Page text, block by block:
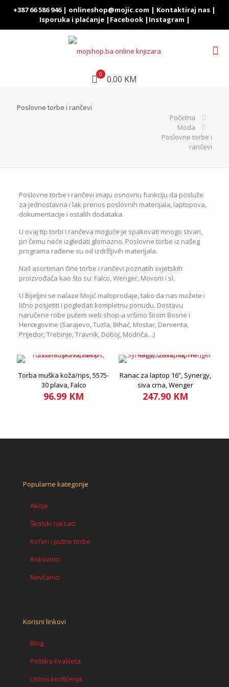
+387 66 586 946 | onlineshop@mojic.com | Kontaktiraj nas |
Isporuka i plaćanje| Facebook| Instagram |
0 0.00 KM
Poslovne torbe i rančevi
Početna
Moda
Poslovne torbe i
rančevi
Poslovne torbe i rančevi imaju osnovnu funkciju da posluže
za jednostavna i lak prenos poslovnih materijala, laptopova,
dokumentacije i ostalih dodataka.
U ovaj tip torbi i rančeva moguće je spakovati mnogo stvari,
pri čemu neće izgledati glomazno. Poslovne torbe iz našeg
programa rađene su od izdržljivih materijala.
Naš asortiman čine torbe i rančevi poznatih svjetskih
proizvođača kao što su: Falco, Wenger, Movom i sl.
U Bijeljini se nalaze Mojić maloprodaje, tako da nas možete i
lično posjetiti i pogledati kompletnu ponudu. Dostavu
naručene robe putem web shop-a vršimo širom Bosne i
Hercegovine (Sarajevo, Tuzla, Bihać, Mostar, Derventa,
Prijedor, Trebinje, Travnik, Doboj, Modriča…)
Torba muška koža/rips, 5575-
30 plava, Falco
96.99 KM
Ranac za laptop 16”, Synergy,
siva crna, Wenger
247.90 KM
Popularne kategorije
Akcije
Školski ruksaci
Koferi i putne torbe
Rokovnici
Novčanici
Korisni linkovi
Blog
Politika kvaliteta
Uslovi korišćenja